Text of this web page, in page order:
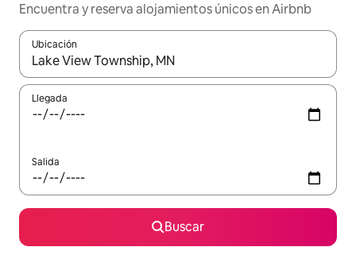
Encuentra y reserva alojamientos únicos en Airbnb
Ubicación
Cuando los resultados estén disponibles, navega con las
Llegada
Salida
Buscar